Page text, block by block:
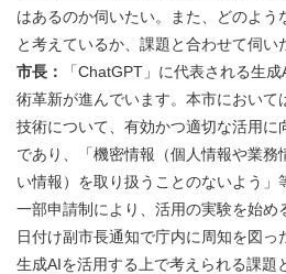
はあるのか伺いたい。また、どのよう
と考えているか、課題と合わせて伺い
市長：
「ChatGPT」に代表される生
術革新が進んでいます。本市において
技術について、有効かつ適切な活用に
であり、「機密情報（個人情報や業務
い情報）を取り扱うことのないよう」
一部申請制により、活用の実験を始め
日付け副市長通知で庁内に周知を図っ
生成AIを活用する上で考えられる課題